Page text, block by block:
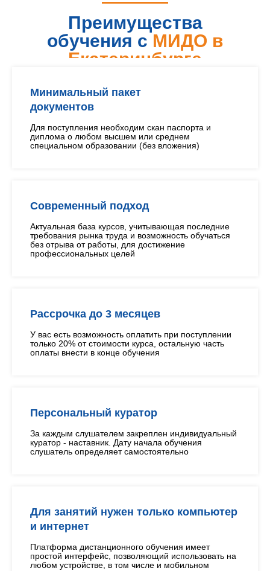
Преимущества
обучения с МИДО в
Екатеринбурге
Минимальный пакет
документов
Для поступления необходим скан паспорта и
диплома о любом высшем или среднем
специальном образовании (без вложения)
Современный подход
Актуальная база курсов, учитывающая последние
требования рынка труда и возможность обучаться
без отрыва от работы, для достижение
профессиональных целей
Рассрочка до 3 месяцев
У вас есть возможность оплатить при поступлении
только 20% от стоимости курса, остальную часть
оплаты внести в конце обучения
Персональный куратор
За каждым слушателем закреплен индивидуальный
куратор - наставник. Дату начала обучения
слушатель определяет самостоятельно
Для занятий нужен только компьютер
и интернет
Платформа дистанционного обучения имеет
простой интерфейс, позволяющий использовать на
любом устройстве, в том числе и мобильном